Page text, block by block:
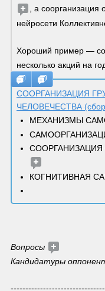
, а соорганизация
нейросети
Хороший пример —
несколько акций на
СООРГАНИЗАЦИЯ
ЧЕЛОВЕЧЕСТВА
МЕХАНИЗМЫ
СООРГАНИЗАЦИЯ
КОГНИТИВНАЯ
Вопросы
Кандидатуры